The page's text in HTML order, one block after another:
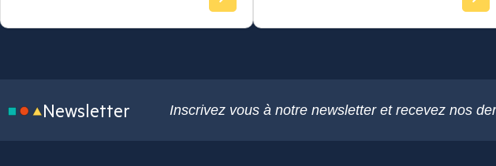
Newsletter Inscrivez vous à notre newsletter et recevez nos